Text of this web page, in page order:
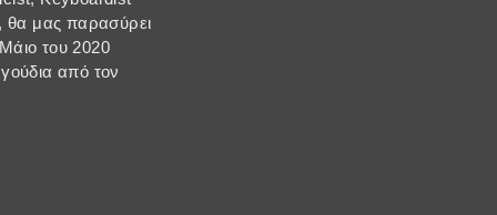
θα μας παρασύρει
του 2020
από τον